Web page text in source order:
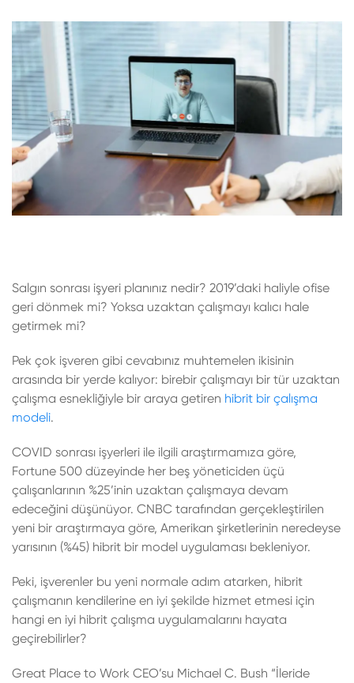
Salgın sonrası işyeri planınız nedir? 2019’daki haliyle ofise
geri dönmek mi? Yoksa uzaktan çalışmayı kalıcı hale
getirmek mi?
Pek çok işveren gibi cevabınız muhtemelen ikisinin
arasında bir yerde kalıyor: birebir çalışmayı bir tür uzaktan
çalışma esnekliğiyle bir araya getiren hibrit bir çalışma
modeli.
COVID sonrası işyerleri ile ilgili araştırmamıza göre,
Fortune 500 düzeyinde her beş yöneticiden üçü
çalışanlarının %25’inin uzaktan çalışmaya devam
edeceğini düşünüyor. CNBC tarafından gerçekleştirilen
yeni bir araştırmaya göre, Amerikan şirketlerinin neredeyse
yarısının (%45) hibrit bir model uygulaması bekleniyor.
Peki, işverenler bu yeni normale adım atarken, hibrit
çalışmanın kendilerine en iyi şekilde hizmet etmesi için
hangi en iyi hibrit çalışma uygulamalarını hayata
geçirebilirler?
Great Place to Work CEO’su Michael C. Bush “İleride